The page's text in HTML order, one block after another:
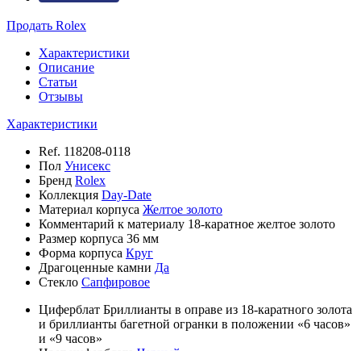
Продать Rolex
Характеристики
Описание
Статьи
Отзывы
Характеристики
Ref. 118208-0118
Пол Унисекс
Бренд Rolex
Коллекция Day-Date
Материал корпуса Желтое золото
Комментарий к материалу 18-каратное желтое золото
Размер корпуса 36 мм
Форма корпуса Круг
Драгоценные камни Да
Стекло Сапфировое
Циферблат Бриллианты в оправе из 18-каратного золота
и бриллианты багетной огранки в положении «6 часов»
и «9 часов»